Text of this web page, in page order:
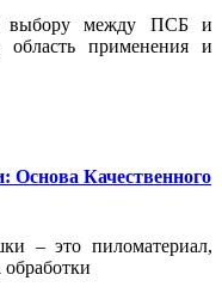
выбору между ПСБ и
применения и
Качественного
– это пиломатериал,